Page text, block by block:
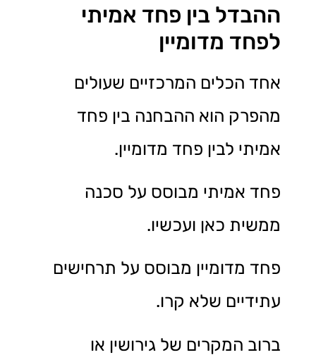
ההבדל בין פחד אמיתי
לפחד מדומיין
אחד הכלים המרכזיים שעולים
מהפרק הוא ההבחנה בין פחד
אמיתי לבין פחד מדומיין.
פחד אמיתי מבוסס על סכנה
ממשית כאן ועכשיו.
פחד מדומיין מבוסס על תרחישים
עתידיים שלא קרו.
ברוב המקרים של גירושין או